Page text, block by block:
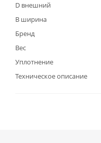
D внешний
B ширина
Бренд
Вес
Уплотнение
Техническое описание